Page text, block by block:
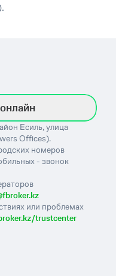
Есиль, улица
Offices).
номеров
- звонок
или проблемах
trustcenter